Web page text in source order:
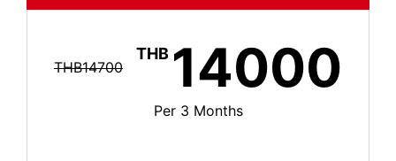
THB14700
THB 14000
Per 3 Months